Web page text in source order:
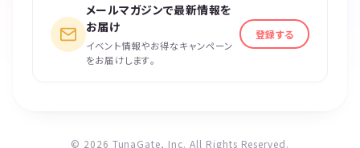
メールマガジンで最新情報を
お届け
イベント情報やお得なキャンペーン
をお届けします。
登録する
© 2026 TunaGate, Inc. All Rights Reserved.